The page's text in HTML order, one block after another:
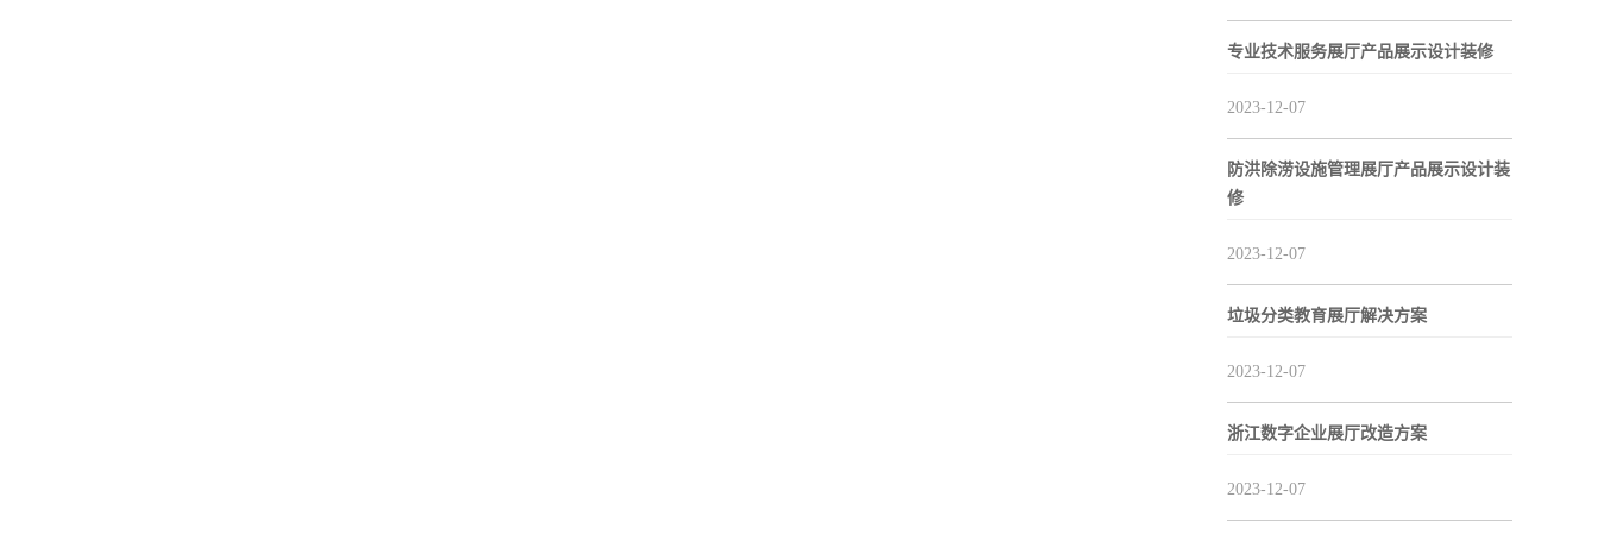
专业技术服务展厅产品展示设计装修
2023-12-07
防洪除涝设施管理展厅产品展示设计装
修
2023-12-07
垃圾分类教育展厅解决方案
2023-12-07
浙江数字企业展厅改造方案
2023-12-07